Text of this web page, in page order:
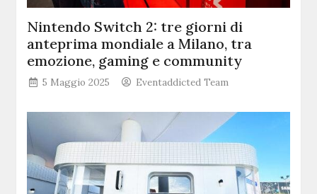
Nintendo Switch 2: tre giorni di
anteprima mondiale a Milano, tra
emozione, gaming e community
5 Maggio 2025 Eventaddicted Team